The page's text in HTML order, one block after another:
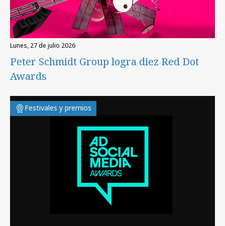
lunes, 27 de julio 2026
Peter Schmidt Group logra diez Red Dot
Awards
Festivales y premios